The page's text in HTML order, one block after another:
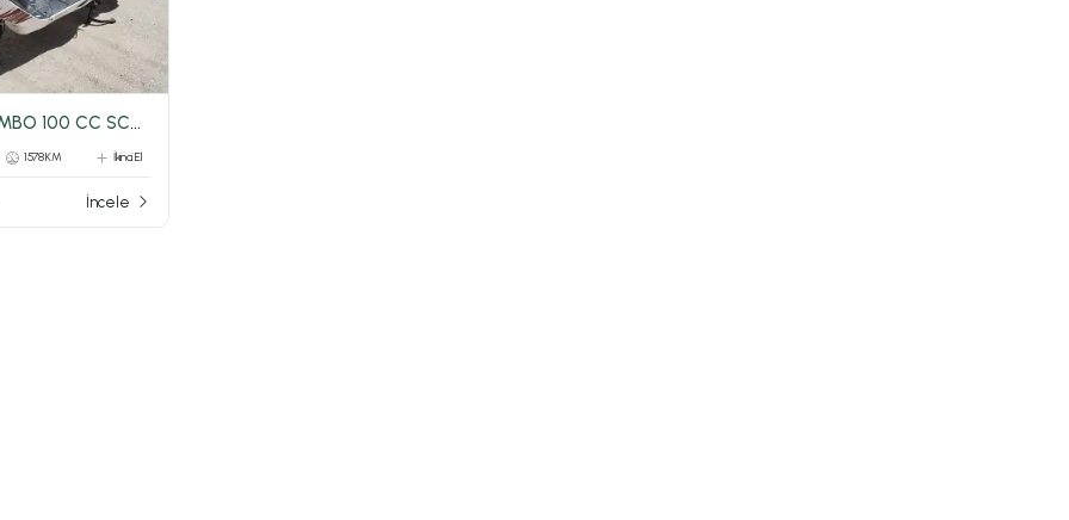
YUKİ JUMBO 100 CC SCOOTER
1578 KM İkinci El
İncele